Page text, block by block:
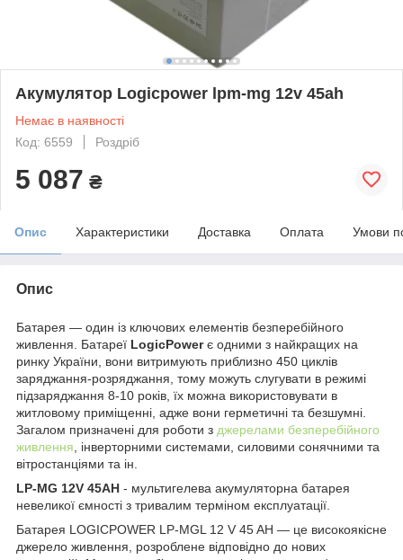
Акумулятор Logicpower lpm-mg 12v 45ah
Немає в наявності
Код: 6559
Роздріб
5 087 ₴
Опис Характеристики Доставка Оплата Умови
Опис
Батарея — один із ключових елементів безперебійного
живлення. Батареї LogicPowerє одними з найкращих на
ринку України, вони витримують приблизно 450 циклів
заряджання-розряджання, тому можуть слугувати в режимі
підзаряджання 8-10 років, їх можна використовувати в
житловому приміщенні, адже вони герметичні та безшумні.
Загалом призначені для роботи з джерелами безперебійного
живлення , інверторними системами, силовими сонячними та
вітростанціями та ін.
LP-MG 12V 45AH - мультигелева акумуляторна батарея
невеликої ємності з тривалим терміном експлуатації.
Батарея LOGICPOWER LP-MGL 12 V 45 AH — це високоякісне
джерело живлення, розроблене відповідно до нових